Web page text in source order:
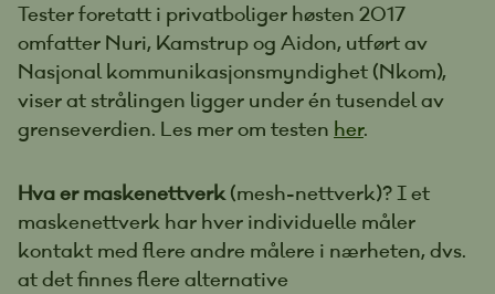
Tester foretatt i privatboliger høsten 2017
omfatter Nuri, Kamstrup og Aidon, utført av
Nasjonal kommunikasjonsmyndighet (Nkom),
viser at strålingen ligger under én tusendel av
grenseverdien. Les mer om testen her.
Hva er maskenettverk(mesh-nettverk)? I et
maskenettverk har hver individuelle måler
kontakt med flere andre målere i nærheten, dvs.
at det finnes flere alternative